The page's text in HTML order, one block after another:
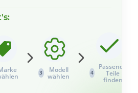
3
Modell
wählen
4
Passende
Teile
finden